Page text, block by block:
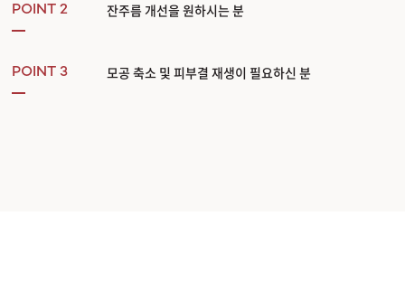
POINT 2 잔주름 개선을 원하시는 분
POINT 3 모공 축소 및 피부결 재생이 필요하신 분